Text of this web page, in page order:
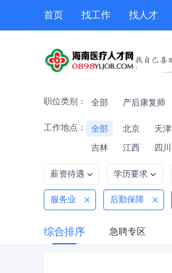
首页 找工作 找人才
职位类别： 全部 产后康复师
工作地点： 全部 北京 天津
吉林
江西 四川
薪资待遇 学历要求
服务业 后勤保障
综合排序 急聘专区